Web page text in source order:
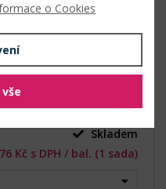
Skladem
Kč s DPH / bal. (1 sada)
o Cookies